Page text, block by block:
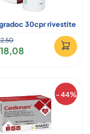
30cpr rivestite
- 44%